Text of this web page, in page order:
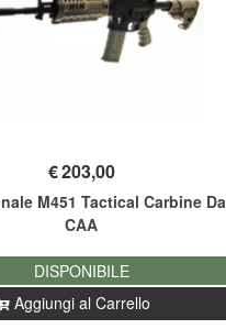
€203,00
M451 Tactical Carbine
CAA
DISPONIBILE
Aggiungi al Carrello